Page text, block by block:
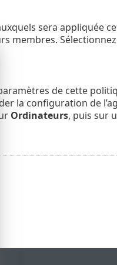
sera appliquée
membres.
paramètres de cette
la configuration de
Ordinateurs, puis sur